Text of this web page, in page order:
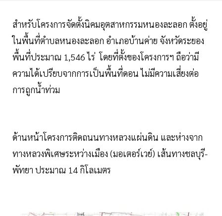
สำหรับโครงการจัดตั้งนิคมอุตสาหกรรมหนองละลอก ตั้งอยู่
ในพื้นที่ตำบลหนองละลอก อำเภอบ้านค่าย จังหวัดระยอง
พื้นที่ประมาณ 1,546 ไร่ โดยที่ตั้งของโครงการฯ ถือว่ามี
ความได้เปรียบจากการเป็นพื้นที่ดอน ไม่มีความเสี่ยงต่อ
การถูกน้ำท่วม
ด้านหน้าโครงการติดถนนทางหลวงแผ่นดิน และห่างจาก
ทางหลวงพิเศษระหว่างเมือง (มอเตอร์เวย์) เส้นทางชลบุรี-
พัทยา ประมาณ 14 กิโลเมตร